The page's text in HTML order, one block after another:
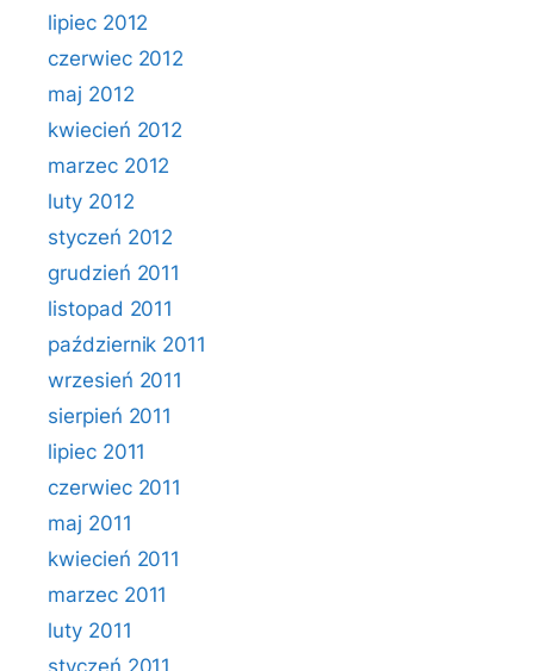
lipiec 2012
czerwiec 2012
maj 2012
kwiecień 2012
marzec 2012
luty 2012
styczeń 2012
grudzień 2011
listopad 2011
październik 2011
wrzesień 2011
sierpień 2011
lipiec 2011
czerwiec 2011
maj 2011
kwiecień 2011
marzec 2011
luty 2011
styczeń 2011